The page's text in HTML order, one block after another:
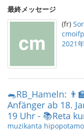
最終メッセージ
(fr)
cmoifp
2021
🐀RB_Hameln:
Anfänger ab 18.
19 Uhr - 📚Reta
muzikanta hipopotamo